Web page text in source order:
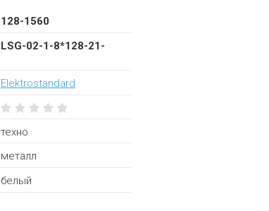
128-1560
LSG-02-1-8*128-21-
Elektrostandard
техно
металл
белый